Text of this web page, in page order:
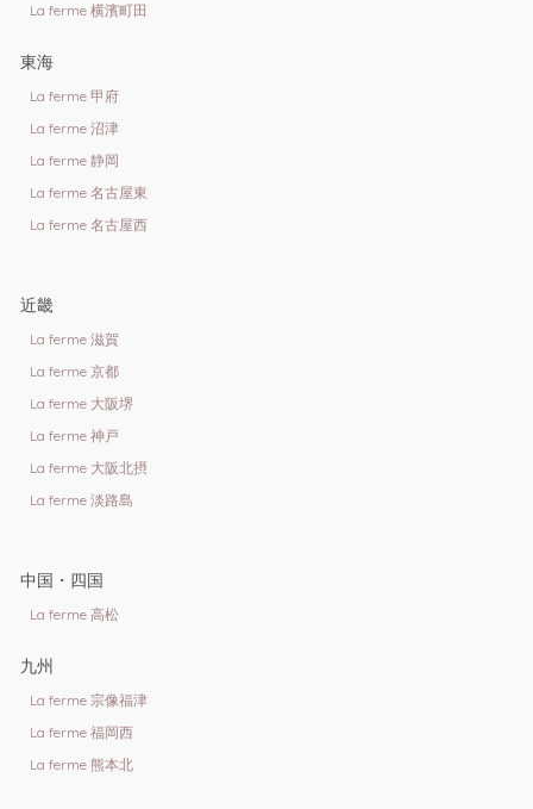
La ferme 横濱町田
東海
La ferme 甲府
La ferme 沼津
La ferme 静岡
La ferme 名古屋東
La ferme 名古屋西
近畿
La ferme 滋賀
La ferme 京都
La ferme 大阪堺
La ferme 神戸
La ferme 大阪北摂
La ferme 淡路島
中国・四国
La ferme 高松
九州
La ferme 宗像福津
La ferme 福岡西
La ferme 熊本北